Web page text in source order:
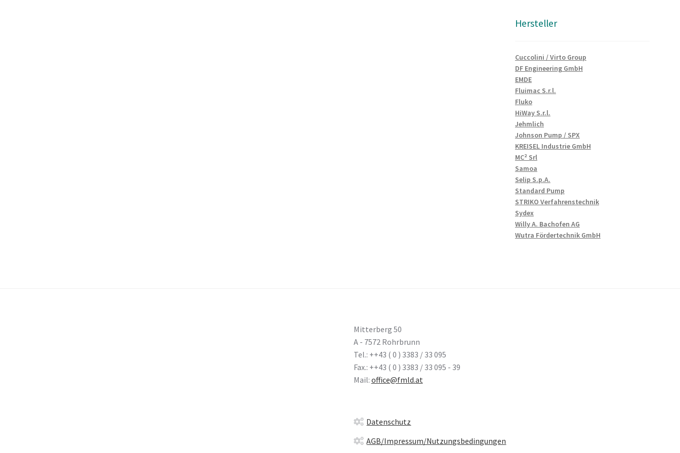
Hersteller
Cuccolini / Virto Group
DF Engineering GmbH
EMDE
Fluimac S.r.l.
Fluko
HiWay S.r.l.
Jehmlich
Johnson Pump / SPX
KREISEL Industrie GmbH
MC² Srl
Samoa
Selip S.p.A.
Standard Pump
STRIKO Verfahrenstechnik
Sydex
Willy A. Bachofen AG
Wutra Fördertechnik GmbH
Mitterberg 50
A - 7572 Rohrbrunn
Tel.: ++43 ( 0 ) 3383 / 33 095
Fax.: ++43 ( 0 ) 3383 / 33 095 - 39
Mail: office@fmld.at
Datenschutz
AGB/Impressum/Nutzungsbedingungen